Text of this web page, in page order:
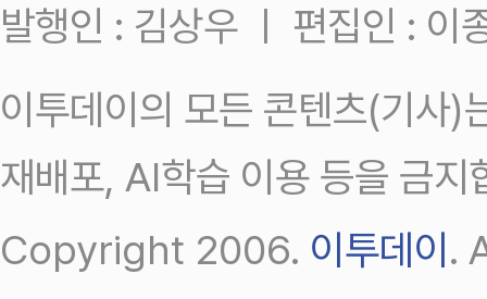
발행인 : 김상우 ㅣ 편집인 : 이
이투데이의 모든 콘텐츠(기사)
재배포, AI학습 이용 등을 금지
Copyright 2006. 이투데이 .